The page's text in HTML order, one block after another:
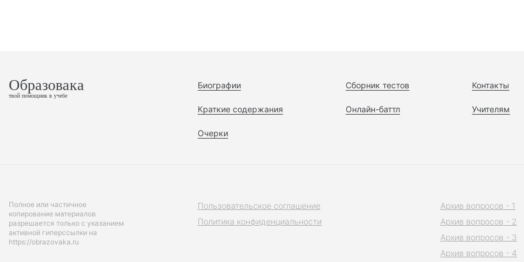
Образовака
твой помощник в учебе
Биографии
Краткие содержания
Очерки
Сборник тестов
Онлайн-баттл
Контакты
Учителям
Полное или частичное
копирование материалов
разрешается только с указанием
активной гиперссылки на
https://obrazovaka.ru
Пользовательское соглашение
Политика конфиденциальности
Архив вопросов - 1
Архив вопросов - 2
Архив вопросов - 3
Архив вопросов - 4